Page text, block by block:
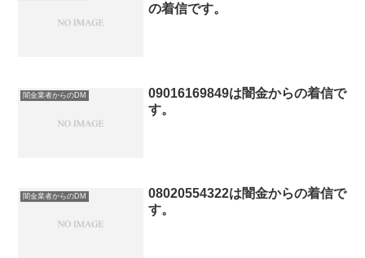
の着信です。
闇金業者からのDM
09016169849は闇金からの着信で
す。
闇金業者からのDM
08020554322は闇金からの着信で
す。